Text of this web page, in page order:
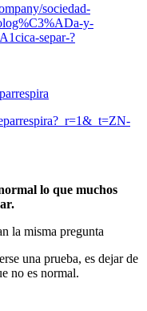
sociedad-
y-
separ-?
lo que muchos
la misma pregunta
una prueba, es dejar de
no es normal.